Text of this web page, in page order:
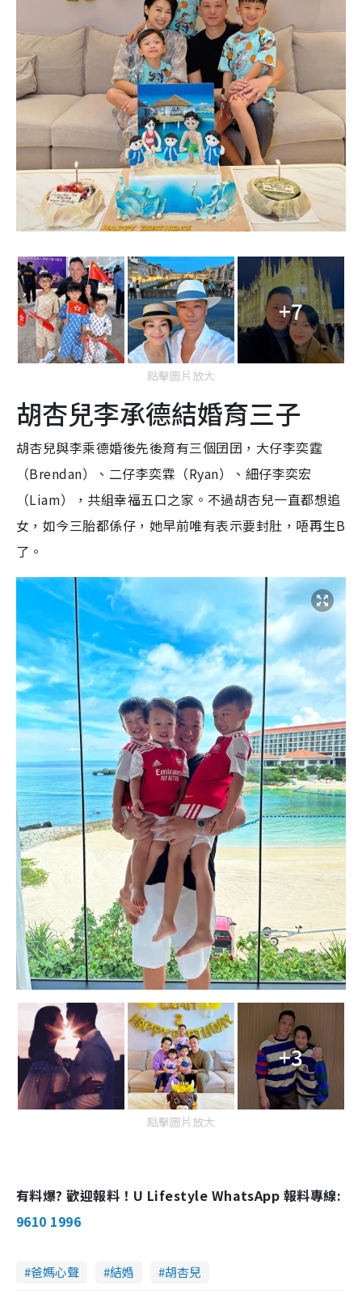
+7
點擊圖片放大
胡杏兒李承德結婚育三子
胡杏兒與李乘德婚後先後育有三個囝囝，大仔李奕霆
（Brendan）、二仔李奕霖（Ryan）、細仔李奕宏
（Liam），共組幸福五口之家。不過胡杏兒一直都想追
女，如今三胎都係仔，她早前唯有表示要封肚，唔再生B
了。
+3
點擊圖片放大
有料爆? 歡迎報料！U Lifestyle WhatsApp 報料專線:
9610 1996
爸媽心聲 結婚 胡杏兒